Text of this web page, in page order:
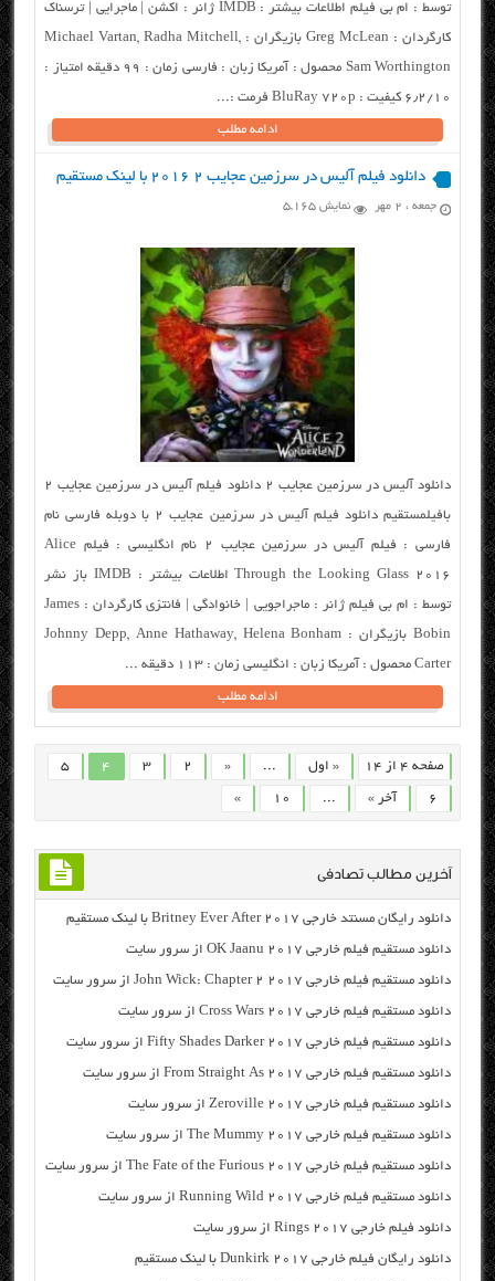
توسط : ام بی فیلم اطلاعات بیشتر : IMDB ژانر : اکشن | ماجرایی | ترسناک
کارگردان : Greg McLean بازیگران : Michael Vartan, Radha Mitchell,
Sam Worthington محصول : آمریکا زبان : فارسی زمان : ۹۹ دقیقه امتیاز :
۶٫۲/۱۰ کیفیت : BluRay 720p فرمت :...
ادامه مطلب
دانلود فیلم آلیس در سرزمین عجایب ۲ ۲۰۱۶ با لینک مستقیم
جمعه ، ۲ مهر نمایش 5,165
دانلود آلیس در سرزمین عجایب ۲ دانلود فیلم آلیس در سرزمین عجایب ۲
بافیلمستقیم دانلود فیلم آلیس در سرزمین عجایب ۲ با دوبله فارسی نام
فارسی : فیلم آلیس در سرزمین عجایب ۲ نام انگلیسی : فیلم Alice
Through the Looking Glass 2016 اطلاعات بیشتر : IMDB باز نشر
توسط : ام بی فیلم ژانر : ماجراجویی | خانوادگی | فانتزی کارگردان : James
Bobin بازیگران : Johnny Depp, Anne Hathaway, Helena Bonham
Carter محصول : آمریکا زبان : انگلیسی زمان : ۱۱۳ دقیقه ...
ادامه مطلب
صفحه 4 از 14 « اول ...
«
2
3
4
5
6
» 10 ... آخر »
آخرین مطالب تصادفی
دانلود رایگان مسنتد خارجی Britney Ever After 2017 با لینک مستقیم
دانلود مستقیم فیلم خارجی OK Jaanu 2017 از سرور سایت
دانلود مستقیم فیلم خارجی John Wick: Chapter 2 2017 از سرور سایت
دانلود مستقیم فیلم خارجی Cross Wars 2017 از سرور سایت
دانلود مستقیم فیلم خارجی Fifty Shades Darker 2017 از سرور سایت
دانلود مستقیم فیلم خارجی From Straight As 2017 از سرور سایت
دانلود مستقیم فیلم خارجی Zeroville 2017 از سرور سایت
دانلود مستقیم فیلم خارجی The Mummy 2017 از سرور سایت
دانلود مستقیم فیلم خارجی The Fate of the Furious 2017 از سرور سایت
دانلود مستقیم فیلم خارجی Running Wild 2017 از سرور سایت
دانلود فیلم خارجی Rings 2017 از سرور سایت
دانلود رایگان فیلم خارجی Dunkirk 2017 با لینک مستقیم